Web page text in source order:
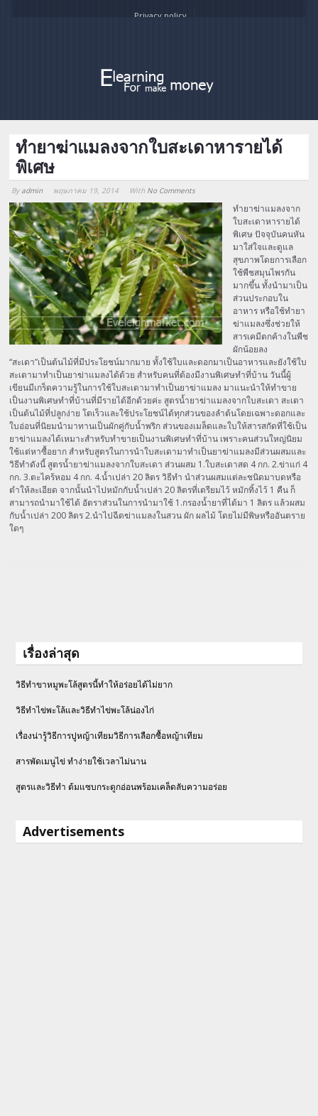
Privacy policy
ทำยาฆ่าแมลงจากใบสะเดาหารายได้
พิเศษ
By admin พฤษภาคม 19, 2014 With No Comments
Array
ทำยาฆ่าแมลงจาก
ใบสะเดาหารายได้
พิเศษ ปัจจุบันคนหัน
มาใส่ใจและดูแล
สุขภาพโดยการเลือก
ใช้พืชสมุนไพรกัน
มากขึ้น ทั้งนำมาเป็น
ส่วนประกอบใน
อาหาร หรือใช้ทำยา
ฆ่าแมลงซึ่งช่วยให้
สารเคมีตกค้างในพืช
ผักน้อยลง
“สะเดา”เป็นต้นไม้ที่มีประโยชน์มากมาย ทั้งใช้ใบและดอกมาเป็นอาหารและยังใช้ใบ
สะเดามาทำเป็นยาฆ่าแมลงได้ด้วย สำหรับคนที่ต้องมีงานพิเศษทำที่บ้าน วันนี้ผู้
เขียนมีเกร็ดความรู้ในการใช้ใบสะเดามาทำเป็นยาฆ่าแมลง มาแนะนำให้ทำขาย
เป็นงานพิเศษทำที่บ้านที่มีรายได้อีกด้วยค่ะ สูตรน้ำยาฆ่าแมลงจากใบสะเดา สะเดา
เป็นต้นไม้ที่ปลูกง่าย โตเร็วและใช้ประโยชน์ได้ทุกส่วนของลำต้นโดยเฉพาะดอกและ
ใบอ่อนที่นิยมนำมาทานเป็นผักคู่กับน้ำพริก ส่วนของเมล็ดและใบให้สารสกัดที่ใช้เป็น
ยาฆ่าแมลงได้เหมาะสำหรับทำขายเป็นงานพิเศษทำที่บ้าน เพราะคนส่วนใหญ่นิยม
ใช้แต่หาซื้อยาก สำหรับสูตรในการนำใบสะเดามาทำเป็นยาฆ่าแมลงมีส่วนผสมและ
วิธีทำดังนี้ สูตรน้ำยาฆ่าแมลงจากใบสะเดา ส่วนผสม 1.ใบสะเดาสด 4 กก. 2.ข่าแก่ 4
กก. 3.ตะไคร้หอม 4 กก. 4.น้ำเปล่า 20 ลิตร วิธีทำ นำส่วนผสมแต่ละชนิดมาบดหรือ
ตำให้ละเอียด จากนั้นนำไปหมักกับน้ำเปล่า 20 ลิตรที่เตรียมไว้ หมักทิ้งไว้ 1 คืน ก็
สามารถนำมาใช้ได้ อัตราส่วนในการนำมาใช้ 1.กรองน้ำยาที่ได้มา 1 ลิตร แล้วผสม
กับน้ำเปล่า 200 ลิตร 2.นำไปฉีดฆ่าแมลงในสวน ผัก ผลไม้ โดยไม่มีพิษหรืออันตราย
ใดๆ
เรื่องล่าสุด
วิธีทำขาหมูพะโล้สูตรนี้ทำให้อร่อยได้ไม่ยาก
วิธีทําไข่พะโล้และวิธีทำไข่พะโล้น่องไก่
เรื่องน่ารู้วิธีการปูหญ้าเทียมวิธีการเลือกซื้อหญ้าเทียม
สารพัดเมนูไข่ ทำง่ายใช้เวลาไม่นาน
สูตรและวิธีทำ ต้มแซบกระดูกอ่อนพร้อมเคล็ดลับความอร่อย
Advertisements